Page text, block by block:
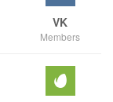
VK
Members